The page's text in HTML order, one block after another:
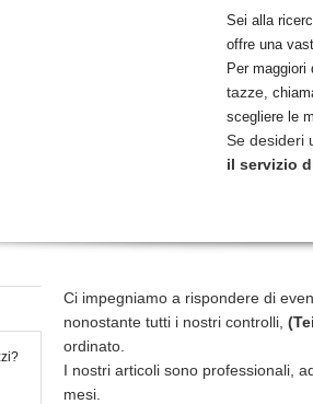
Sei alla
offre una
Per
tazze,
scegliere le
Se desideri
il servizio
Ci impegniamo a rispondere di
nonostante tutti i nostri controlli,
ordinato.
I nostri articoli sono professionali,
mesi.